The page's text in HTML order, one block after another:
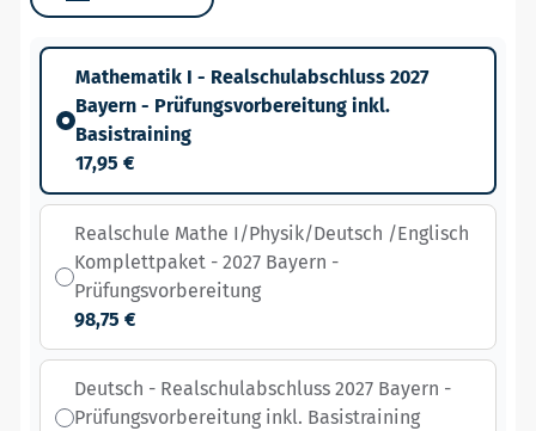
Mathematik I - Realschulabschluss 2027
Bayern - Prüfungsvorbereitung inkl.
Basistraining
17,95 €
Realschule Mathe I/Physik/Deutsch /Englisch
Komplettpaket - 2027 Bayern -
Prüfungsvorbereitung
98,75 €
Deutsch - Realschulabschluss 2027 Bayern -
Prüfungsvorbereitung inkl. Basistraining